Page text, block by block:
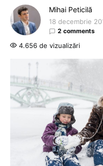
Mihai Peticilă
18 decembrie
2 comments
4.656 de vizualizări